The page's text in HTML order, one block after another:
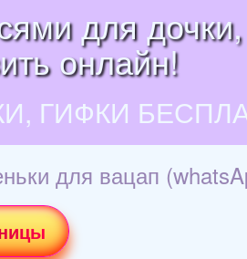
для
онлайн!
ГИФКИ
для вацап